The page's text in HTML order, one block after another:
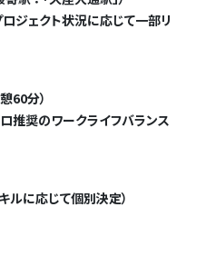
ジェクト状況に応じて一部リ
60分）
推奨のワークライフバランス
ルに応じて個別決定）